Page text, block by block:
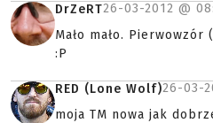
DrZeRT26-03-2012 @
Mało mało.
:P
RED (Lone Wolf)26-03-
moja TM nowa jak